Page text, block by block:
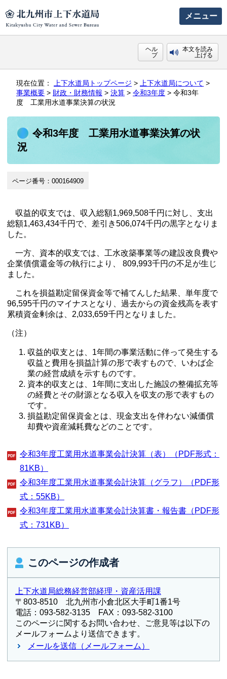
メニュー
ヘル
プ
本文を読み
上げる
現在位置： 上下水道局トップページ > 上下水道局について >
事業概要 > 財政・財務情報 > 決算 > 令和3年度 > 令和3年
度 工業用水道事業決算の状況
令和3年度 工業用水道事業決算の状
況
ページ番号：000164909
収益的収支では、収入総額1,969,508千円に対し、支出
総額1,463,434千円で、差引き506,074千円の黒字となりま
した。
一方、資本的収支では、工水改築事業等の建設改良費や
企業債償還金等の執行により、 809,993千円の不足が生じ
ました。
これを損益勘定留保資金等で補てんした結果、単年度で
96,595千円のマイナスとなり、過去からの資金残高を表す
累積資金剰余は、2,033,659千円となりました。
（注）
収益的収支とは、1年間の事業活動に伴って発生する
収益と費用を損益計算の形で表すもので、いわば企
業の経営成績を示すものです。
資本的収支とは、1年間に支出した施設の整備拡充等
の経費とその財源となる収入を収支の形で表すもの
です。
損益勘定留保資金とは、現金支出を伴わない減価償
却費や資産減耗費などのことです。
令和3年度工業用水道事業会計決算（表）（PDF形式：
81KB）
令和3年度工業用水道事業会計決算（グラフ）（PDF形
式：55KB）
令和3年度工業用水道事業会計決算書・報告書（PDF形
式：731KB）
このページの作成者
上下水道局総務経営部経理・資産活用課
〒803-8510 北九州市小倉北区大手町1番1号
電話：093-582-3135 FAX：093-582-3100
このページに関するお問い合わせ、ご意見等は以下の
メールフォームより送信できます。
メールを送信（メールフォーム）